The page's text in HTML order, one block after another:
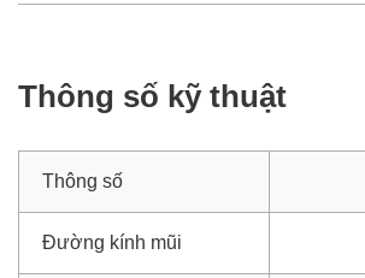
Thông số kỹ thuật
Thông số
Đường kính mũi